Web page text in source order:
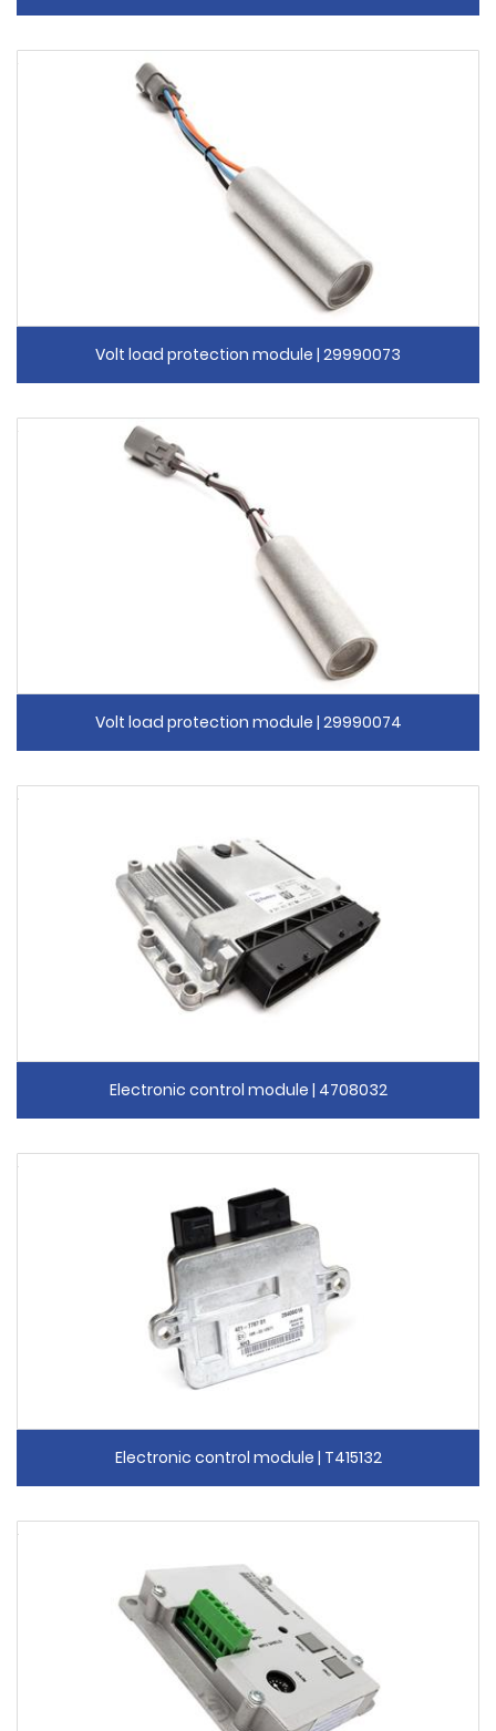
Volt load protection module | 29990073
Volt load protection module | 29990074
Electronic control module | 4708032
Electronic control module | T415132